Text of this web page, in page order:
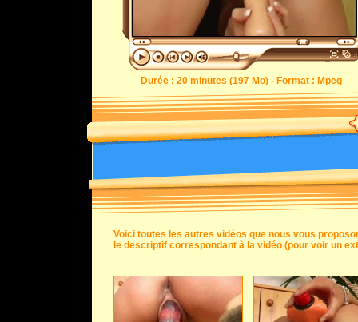
Durée : 20 minutes (197 Mo) - Format : Mpeg
Voici toutes les autres vidéos que nous vous
le descriptif correspondant à la vidéo (pour voir un